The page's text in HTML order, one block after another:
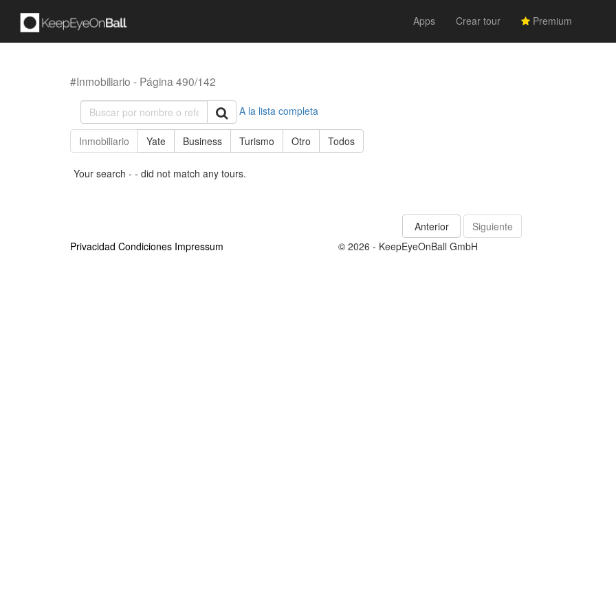
Apps Crear tour Premium
#Inmobiliario - Página 490/142
A la lista completa
Inmobiliario Yate Business Turismo Otro Todos
Your search - - did not match any tours.
Anterior
Siguiente
Privacidad Condiciones Impressum © 2026 - KeepEyeOnBall GmbH